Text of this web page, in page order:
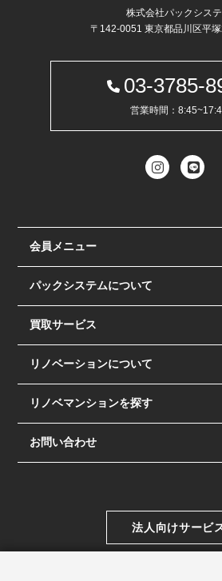
株式会社パックシス
〒142-0051 東京都品川区平
03-3785-
営業時間：
会員メニュー
パックシステムについて
買取サービス
リノベーションについて
リノベマンションを探す
お問い合わせ
法人向けサービ